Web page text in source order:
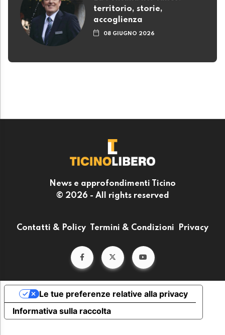
territorio, storie,
accoglienza
08 GIUGNO 2026
News e approfondimenti Ticino
© 2026 - All rights reserved
Contatti & Policy Termini & Condizioni Privacy
Informativa sulla raccolta
Le tue preferenze relative alla privacy